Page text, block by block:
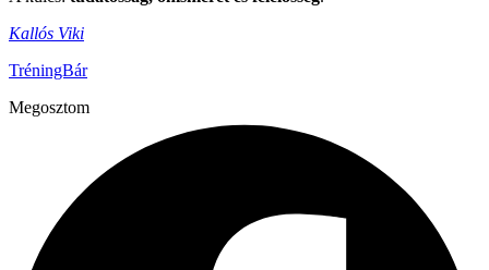
Kallós Viki
TréningBár
Megosztom